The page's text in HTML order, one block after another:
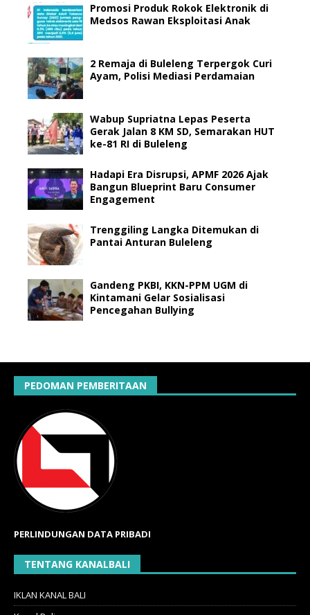
Promosi Produk Rokok Elektronik di
Medsos Rawan Eksploitasi Anak
2 Remaja di Buleleng Terpergok Curi
Ayam, Polisi Mediasi Perdamaian
Wabup Supriatna Lepas Peserta
Gerak Jalan 8 KM SD, Semarakan HUT
ke-81 RI di Buleleng
Hadapi Era Disrupsi, APMF 2026 Ajak
Bangun Blueprint Baru Consumer
Engagement
Trenggiling Langka Ditemukan di
Pantai Anturan Buleleng
Gandeng PKBI, KKN-PPM UGM di
Kintamani Gelar Sosialisasi
Pencegahan Bullying
PEDOMAN PEMBERITAAN
PERLINDUNGAN DATA PRIBADI
TENTANG KANALBALI
IKLAN KANAL BALI